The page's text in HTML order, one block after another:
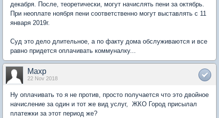
декабря. После, теоретически, могут начислять пени за октябрь.
При неоплате ноября пени соответственно могут выставлять с 11
января 2019г.
Суд это дело длительное, а по факту дома обслуживаются и все
равно придется оплачивать коммуналку...
Maxp
22 Nov 2018
Ну оплачивать то я не против, просто получается что это двойное
начисление за один и тот же вид услуг, ЖКО Город присылал
платежки за этот период же?